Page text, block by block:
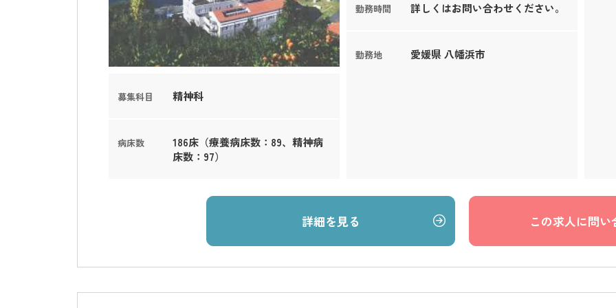
募集科目 精神科
病床数
186床（療養病床数：89、精神病
床数：97）
勤務時間 詳しくはお問い合わせください。
勤務地 愛媛県 八幡浜市
詳細を見る この求人に問い